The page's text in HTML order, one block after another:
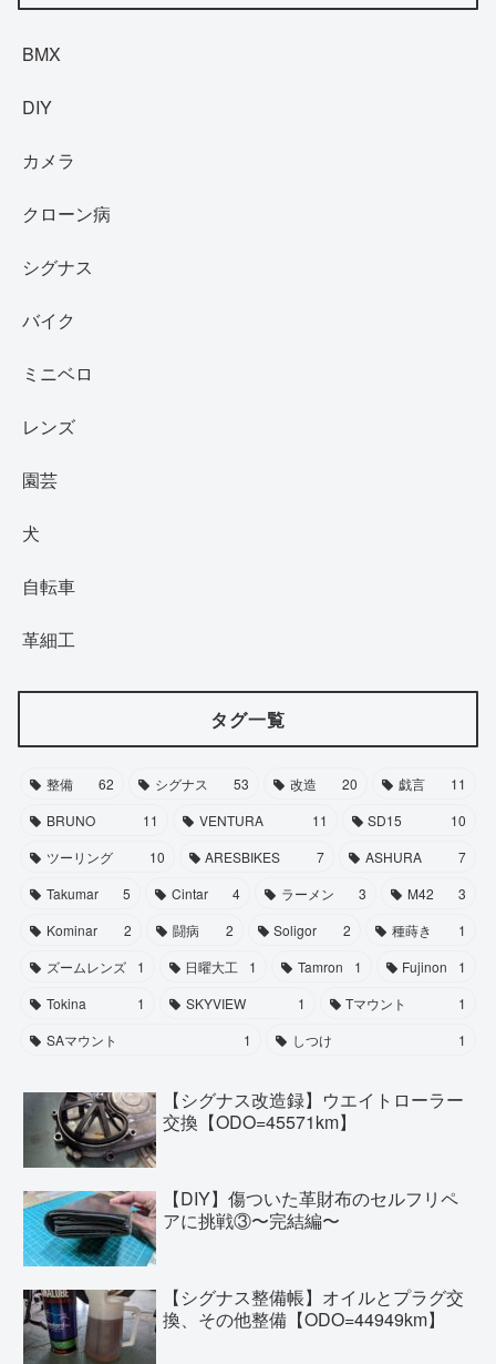
BMX
DIY
カメラ
クローン病
シグナス
バイク
ミニベロ
レンズ
園芸
犬
自転車
革細工
タグ一覧
整備 62 シグナス 53 改造 20 戯言
11
BRUNO
11 VENTURA 11 SD15
10
ツーリング
10 ARESBIKES 7 ASHURA
7
Takumar
5 Cintar 4 ラーメン 3 M42
3
Kominar
2 闘病 2 Soligor 2 種蒔き
1
ズームレンズ
1 日曜大工 1 Tamron 1 Fujinon
1
Tokina
1 SKYVIEW 1 Tマウント
1
SAマウント
1 しつけ 1
【シグナス改造録】ウエイトローラー
交換【ODO=45571km】
【DIY】傷ついた革財布のセルフリペ
アに挑戦③〜完結編〜
【シグナス整備帳】オイルとプラグ交
換、その他整備【ODO=44949km】